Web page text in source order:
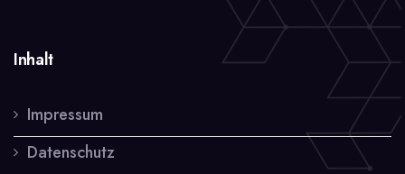
Inhalt
Impressum
Datenschutz